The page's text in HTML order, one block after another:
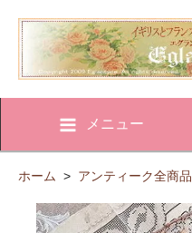
メニュー
ホーム > アンティーク全商品